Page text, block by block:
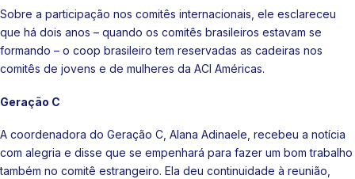
Sobre a participação nos comitês internacionais, ele esclareceu
que há dois anos – quando os comitês brasileiros estavam se
formando – o coop brasileiro tem reservadas as cadeiras nos
comitês de jovens e de mulheres da ACI Américas.
Geração C
A coordenadora do Geração C, Alana Adinaele, recebeu a notícia
com alegria e disse que se empenhará para fazer um bom trabalho
também no comitê estrangeiro. Ela deu continuidade à reunião,